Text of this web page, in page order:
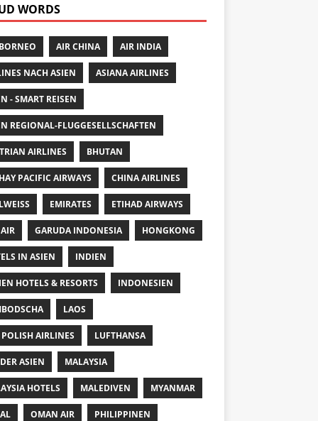
WORDS
AIR CHINA AIR INDIA
NACH ASIEN ASIANA AIRLINES
- SMART REISEN
REGIONAL-FLUGGESELLSCHAFTEN
AIRLINES BHUTAN
PACIFIC AIRWAYS CHINA AIRLINES
EMIRATES ETIHAD AIRWAYS
GARUDA INDONESIA HONGKONG
IN ASIEN INDIEN
HOTELS & RESORTS INDONESIEN
LAOS
AIRLINES LUFTHANSA
ASIEN MALAYSIA
HOTELS MALEDIVEN MYANMAR
OMAN AIR PHILIPPINEN